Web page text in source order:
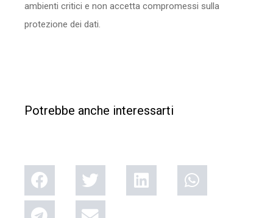
ambienti critici e non accetta compromessi sulla
protezione dei dati.
Potrebbe anche interessarti